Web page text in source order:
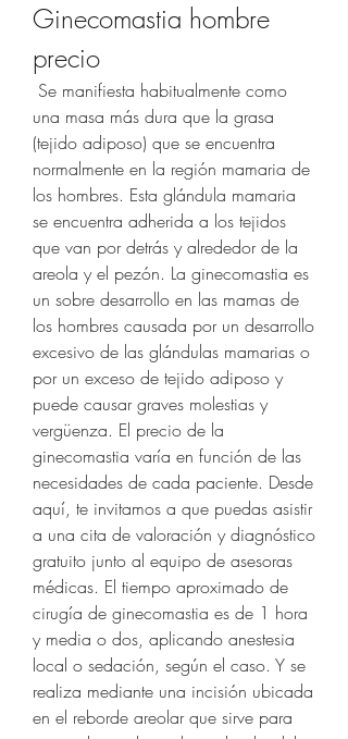
Ginecomastia hombre
precio
una masa más dura que la grasa
(tejido adiposo) que se encuentra
normalmente en la región mamaria de
los hombres. Esta glándula mamaria
se encuentra adherida a los tejidos
que van por detrás y alrededor de la
areola y el pezón. La ginecomastia es
un sobre desarrollo en las mamas de
los hombres causada por un desarrollo
excesivo de las glándulas mamarias o
por un exceso de tejido adiposo y
puede causar graves molestias y
vergüenza. El precio de la
ginecomastia varía en función de las
necesidades de cada paciente. Desde
aquí, te invitamos a que puedas asistir
a una cita de valoración y diagnóstico
gratuito junto al equipo de asesoras
médicas. El tiempo aproximado de
cirugía de ginecomastia es de 1 hora
y media o dos, aplicando anestesia
local o sedación, según el caso. Y se
realiza mediante una incisión ubicada
en el reborde areolar que sirve para